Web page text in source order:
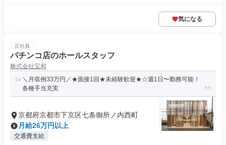
気になる
正社員
パチンコ店のホールスタッフ
株式会社宝和
＼月収例33万円／★面接1回★未経験歓迎★☆週1日〜勤務可能！
各種手当充実
京都府京都市下京区七条御所ノ内西町
月給26万円以上
交通費支給